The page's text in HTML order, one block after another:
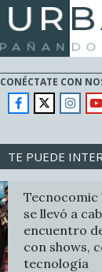
CONÉCTATE CON
TE PUEDE
Tecnocomic
se llevó a
encuentro
con shows,
tecnología